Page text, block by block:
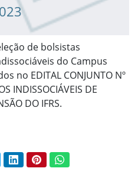
de bolsistas
do Campus
no EDITAL CONJUNTO Nº
INDISSOCIÁVEIS DE
DO IFRS.
conteúdo:
LinkedInPinterestWhatsApp